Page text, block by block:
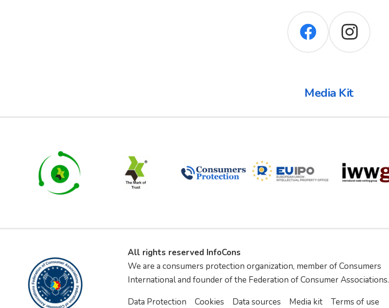
Media Kit
All rights reserved InfoCons
We are a consumers protection organization, member of Consumers
International and founder of the Federation of Consumer Associations.
Data Protection
Cookies Data sources Media kit Terms of use